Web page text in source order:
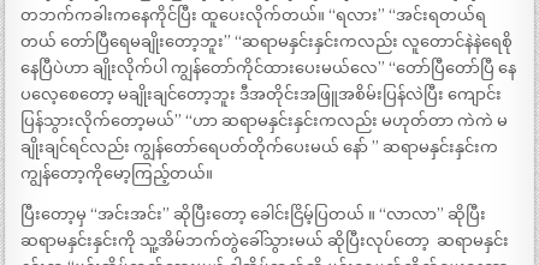
တဘက်ကခါးကနေကိုင်ပြီး ထူပေးလိုက်တယ်။ “ရလား” “‌အင်းရတယ်ရ
တယ် တော်ပြီရေမချိုးတော့ဘူး” “‌ဆရာမနှင်းနှင်းကလည်း လူတောင်နဲနဲရေစို
နေပြီပဲဟာ ချိုးလိုက်ပါ ကျွန်တော်ကိုင်ထားပေးမယ်လေ” “‌တော်ပြီတော်ပြီ နေ
ပလေ့စေတော့ မချိုးချင်တော့ဘူး ဒီအတိုင်းအဖြူအစိမ်းပြန်လဲပြီး ကျောင်း
ပြန်သွားလိုက်တော့မယ်” “‌ဟာ ဆရာမနှင်းနှင်းကလည်း မဟုတ်တာ ကဲကဲ မ
ချိုးချင်ရင်လည်း ကျွန်တော်ရေပတ်တိုက်ပေးမယ် နော် ” ဆရာမနှင်းနှင်းက
ကျွန်တော့ကိုမော့ကြည့်တယ်။
ပြီးတော့မှ “အင်းအင်း” ဆိုပြီးတော့ ခေါင်းငြိမ့်ပြတယ် ။ “‌လာလာ” ဆိုပြီး
ဆရာမနှင်းနှင်းကို သူ့အိမ်ဘက်တွဲခေါ်သွားမယ် ဆိုပြီးလုပ်တော့ ‌ ဆရာမနှင်း